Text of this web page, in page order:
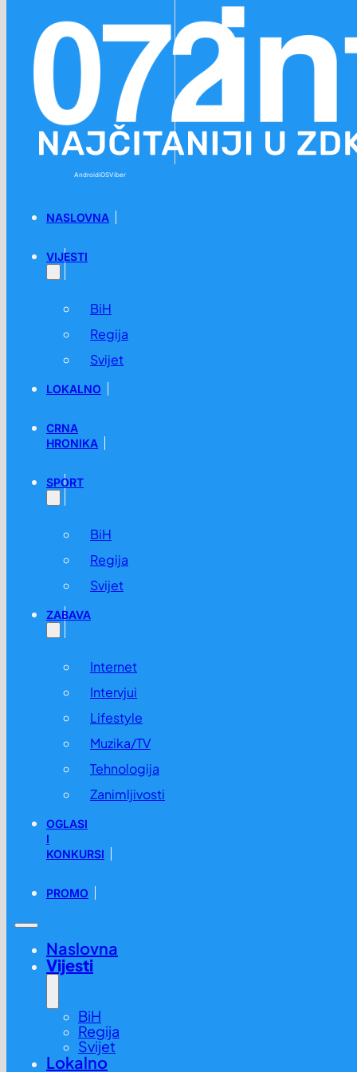
AndroidiOSViber
NASLOVNA
VIJESTI
BiH
Regija
Svijet
LOKALNO
CRNA
HRONIKA
SPORT
BiH
Regija
Svijet
ZABAVA
Internet
Intervjui
Lifestyle
Muzika/TV
Tehnologija
Zanimljivosti
OGLASI
I
KONKURSI
PROMO
Naslovna
Vijesti
BiH
Regija
Svijet
Lokalno